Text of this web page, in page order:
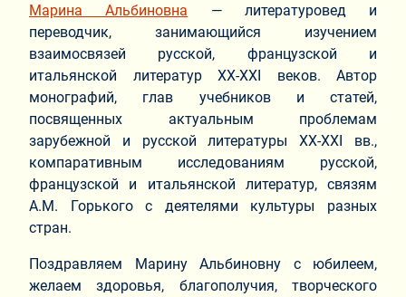
Марина Альбиновна — литературовед и
переводчик, занимающийся изучением
взаимосвязей русской, французской и
итальянской литератур ХХ-XXI веков. Автор
монографий, глав учебников и статей,
посвященных актуальным проблемам
зарубежной и русской литературы ХХ-ХХI вв.,
компаративным исследованиям русской,
французской и итальянской литератур, связям
А.М. Горького с деятелями культуры разных
стран.
Поздравляем Марину Альбиновну с юбилеем,
желаем здоровья, благополучия, творческого